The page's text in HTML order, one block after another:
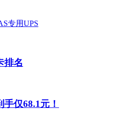
排名
仅68.1元！